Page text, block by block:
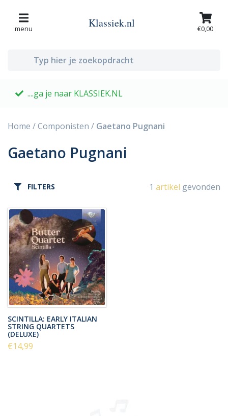
menu Klassiek.nl €0,00
....ga je naar KLASSIEK.NL
Home /Componisten / Gaetano Pugnani
Gaetano Pugnani
FILTERS 1 artikel gevonden
SCINTILLA: EARLY ITALIAN
STRING QUARTETS
(DELUXE)
€14,99